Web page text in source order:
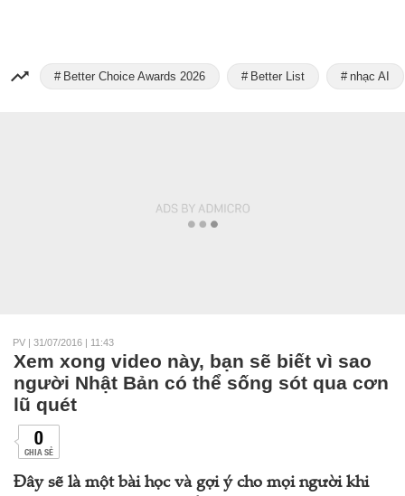
Better Choice Awards 2026 Better List nhạc AI
PV | 31/07/2016 | 11:43
Xem xong video này, bạn sẽ biết vì sao
người Nhật Bản có thể sống sót qua cơn
lũ quét
0
CHIA SẺ
Đây sẽ là một bài học và gợi ý cho mọi người khi